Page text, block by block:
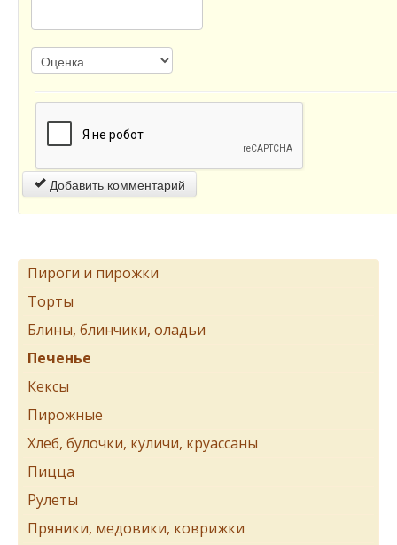
Добавить комментарий
Пироги и пирожки
Торты
Блины, блинчики, оладьи
Печенье
Кексы
Пирожные
Хлеб, булочки, куличи, круассаны
Пицца
Рулеты
Пряники, медовики, коврижки